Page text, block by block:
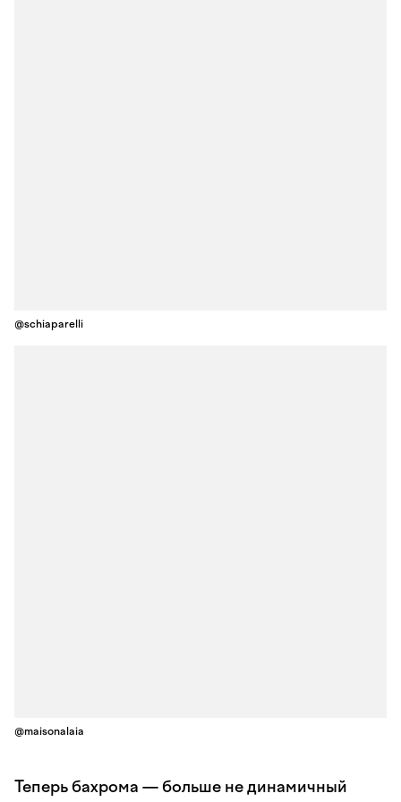
@schiaparelli
@maisonalaia
Теперь бахрома — больше не динамичный